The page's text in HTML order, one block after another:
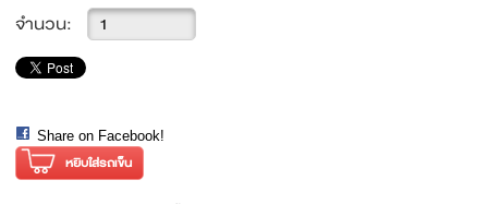
จำนวน:
Share on Facebook!